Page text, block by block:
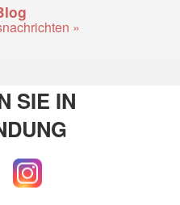
»
SIE IN